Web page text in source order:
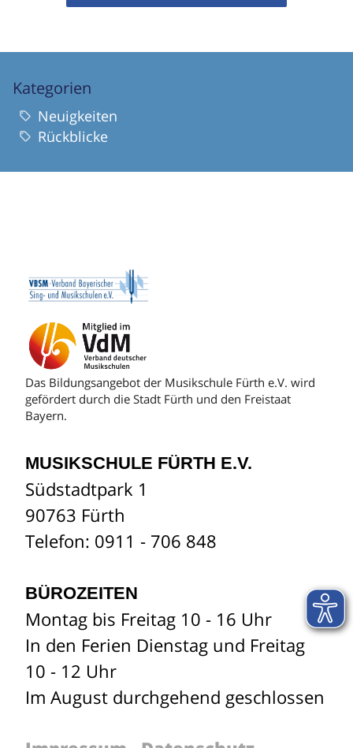
Kategorien
Neuigkeiten
Rückblicke
Das Bildungsangebot der Musikschule Fürth e.V. wird
gefördert durch die Stadt Fürth und den Freistaat
Bayern.
MUSIKSCHULE FÜRTH E.V.
Südstadtpark 1
90763 Fürth
Telefon: 0911 - 706 848
BÜROZEITEN
Montag bis Freitag 10 - 16 Uhr
In den Ferien Dienstag und Freitag
10 - 12 Uhr
Im August durchgehend geschlossen